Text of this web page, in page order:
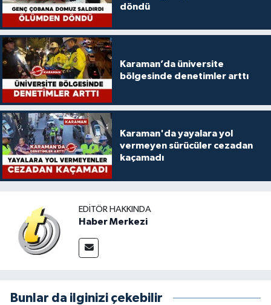
döndü
Karaman’da üniversite
bölgesinde denetimler arttı
Karaman'da yayalara yol
vermeyen sürücüler cezadan
kaçamadı
EDITÖR HAKKINDA
Haber Merkezi
Bunlar da ilginizi çekebilir